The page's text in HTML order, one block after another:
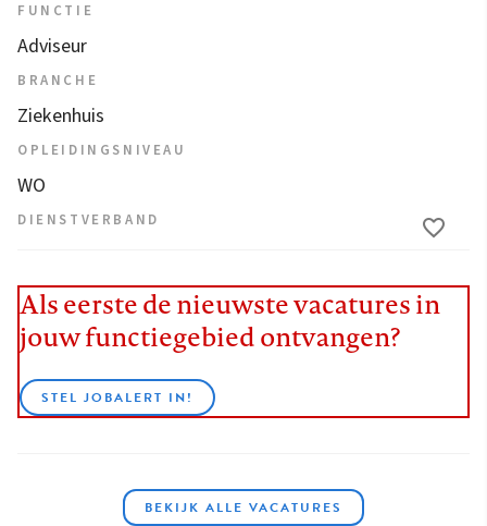
FUNCTIE
Adviseur
BRANCHE
Ziekenhuis
OPLEIDINGSNIVEAU
WO
DIENSTVERBAND
Als eerste de nieuwste vacatures in
jouw functiegebied ontvangen?
STEL JOBALERT IN!
BEKIJK ALLE VACATURES